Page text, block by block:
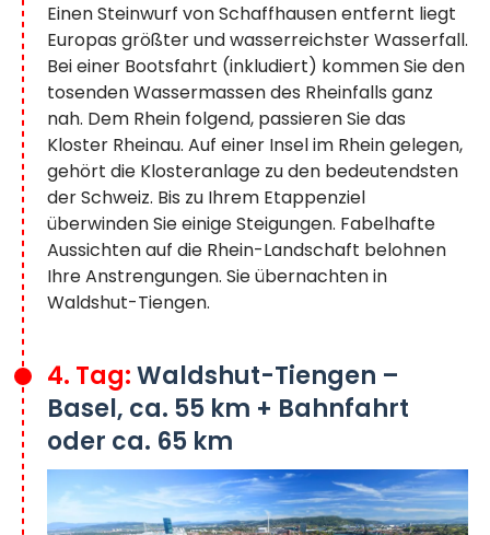
Einen Steinwurf von Schaffhausen entfernt liegt
Europas größter und wasserreichster Wasserfall.
Bei einer Bootsfahrt (inkludiert) kommen Sie den
tosenden Wassermassen des Rheinfalls ganz
nah. Dem Rhein folgend, passieren Sie das
Kloster Rheinau. Auf einer Insel im Rhein gelegen,
gehört die Klosteranlage zu den bedeutendsten
der Schweiz. Bis zu Ihrem Etappenziel
überwinden Sie einige Steigungen. Fabelhafte
Aussichten auf die Rhein-Landschaft belohnen
Ihre Anstrengungen. Sie übernachten in
Waldshut-Tiengen.
4. Tag:Waldshut-Tiengen –
Basel, ca. 55 km + Bahnfahrt
oder ca. 65 km